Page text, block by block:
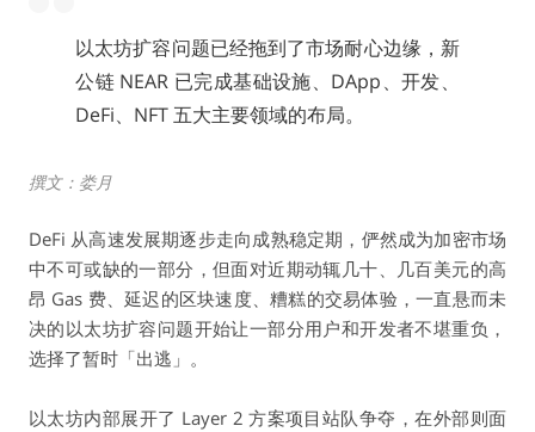
以太坊扩容问题已经拖到了市场耐心边缘，新
公链 NEAR 已完成基础设施、DApp、开发、
DeFi、NFT 五大主要领域的布局。
撰文：娄月
DeFi 从高速发展期逐步走向成熟稳定期，俨然成为加密市场
中不可或缺的一部分，但面对近期动辄几十、几百美元的高
昂 Gas 费、延迟的区块速度、糟糕的交易体验，一直悬而未
决的以太坊扩容问题开始让一部分用户和开发者不堪重负，
选择了暂时「出逃」。
以太坊内部展开了 Layer 2 方案项目站队争夺，在外部则面